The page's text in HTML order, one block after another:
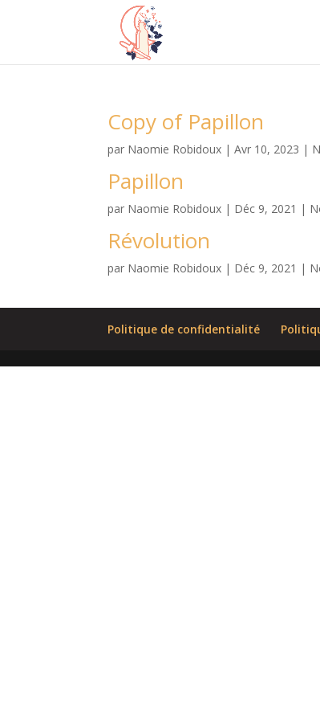
Copy of Papillon
par Naomie Robidoux |Avr 10, 2023 |
Papillon
par Naomie Robidoux | Déc 9, 2021 |
Révolution
par Naomie Robidoux | Déc 9, 2021 |
Politique de confidentialité